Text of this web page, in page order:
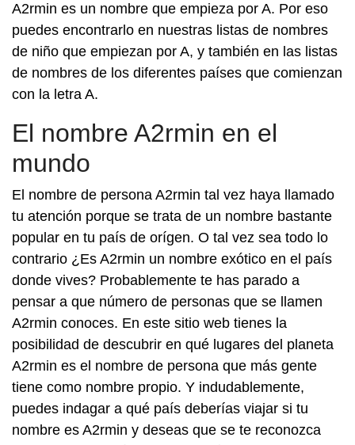
A2rmin es un nombre que empieza por A. Por eso
puedes encontrarlo en nuestras listas de nombres
de niño que empiezan por A, y también en las listas
de nombres de los diferentes países que comienzan
con la letra A.
El nombre A2rmin en el
mundo
El nombre de persona A2rmin tal vez haya llamado
tu atención porque se trata de un nombre bastante
popular en tu país de orígen. O tal vez sea todo lo
contrario ¿Es A2rmin un nombre exótico en el país
donde vives? Probablemente te has parado a
pensar a que número de personas que se llamen
A2rmin conoces. En este sitio web tienes la
posibilidad de descubrir en qué lugares del planeta
A2rmin es el nombre de persona que más gente
tiene como nombre propio. Y indudablemente,
puedes indagar a qué país deberías viajar si tu
nombre es A2rmin y deseas que se te reconozca